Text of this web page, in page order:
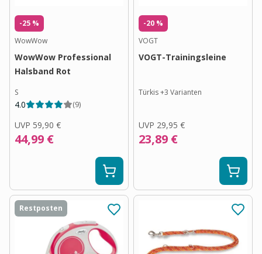
-25 %
WowWow
WowWow Professional
Halsband Rot
S
4.0 (9)
UVP 59,90 €
44,99 €
-20 %
VOGT
VOGT-Trainingsleine
Türkis+3 Varianten
UVP 29,95 €
23,89 €
Restposten